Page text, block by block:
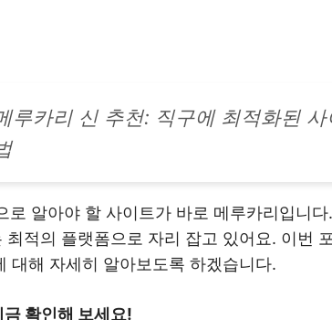
루카리 신 추천: 직구에 최적화된
로 알아야 할 사이트가 바로 메루카리입니
적의 플랫폼으로 자리 잡고 있어요. 이번
대해 자세히 알아보도록 하겠습니다.
확인해 보세요!